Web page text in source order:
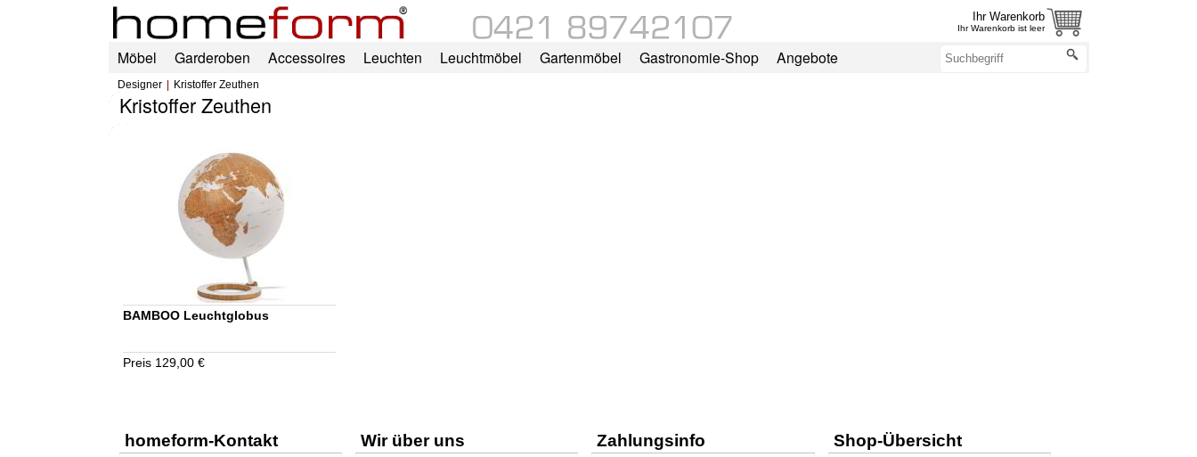
Ihr Warenkorb
Ihr Warenkorb ist leer
Möbel Garderoben Accessoires Leuchten Leuchtmöbel Gartenmöbel Gastronomie-Shop Angebote
Designer Kristoffer Zeuthen
Kristoffer Zeuthen
BAMBOO Leuchtglobus
Preis 129,00 €
homeform-Kontakt Wir über uns Zahlungsinfo Shop-Übersicht